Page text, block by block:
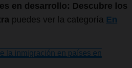
en desarrollo: Descubre los
puedes ver la categoría En
la inmigración en países en